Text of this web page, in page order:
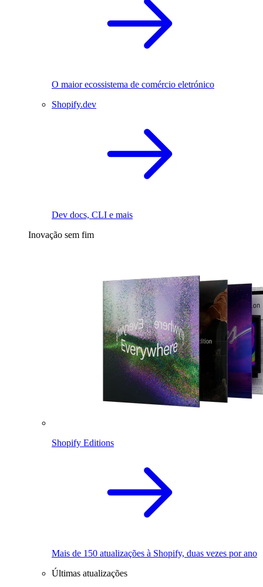
O maior ecossistema de comércio eletrónico
Shopify.dev
Dev docs, CLI e mais
Inovação sem fim
Shopify Editions
Mais de 150 atualizações à Shopify, duas vezes por ano
Últimas atualizações